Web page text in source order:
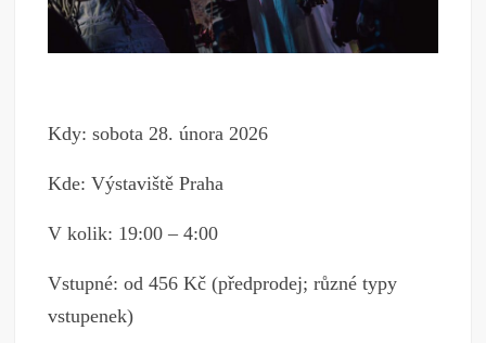
Kdy: sobota 28. února 2026
Kde: Výstaviště Praha
V kolik: 19:00 – 4:00
Vstupné: od 456 Kč (předprodej; různé typy
vstupenek)